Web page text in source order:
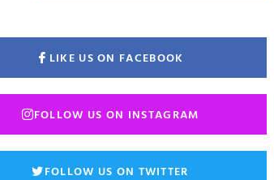
LIKE US ON FACEBOOK
FOLLOW US ON INSTAGRAM
FOLLOW US ON TWITTER